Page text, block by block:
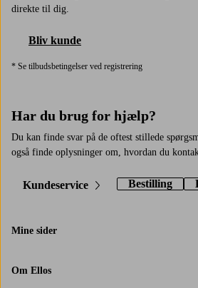
direkte til dig.
Bliv kunde
* Se tilbudsbetingelser ved registrering
Har du brug for hjælp?
Du kan finde svar på de oftest stillede
også finde oplysninger om, hvordan du
Kundeservice Bestilling
Mine sider
Om Ellos